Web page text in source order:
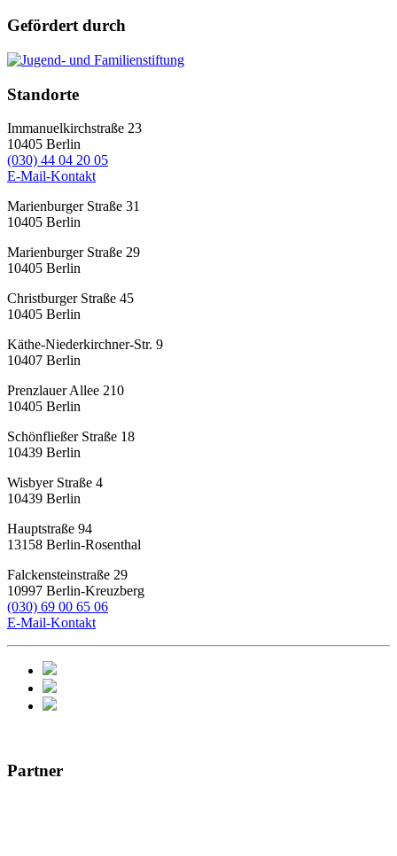
Gefördert durch
Standorte
Immanuelkirchstraße 23
10405 Berlin
(030) 44 04 20 05
E-Mail-Kontakt
Marienburger Straße 31
10405 Berlin
Marienburger Straße 29
10405 Berlin
Christburger Straße 45
10405 Berlin
Käthe-Niederkirchner-Str. 9
10407 Berlin
Prenzlauer Allee 210
10405 Berlin
Schönfließer Straße 18
10439 Berlin
Wisbyer Straße 4
10439 Berlin
Hauptstraße 94
13158 Berlin-Rosenthal
Falckensteinstraße 29
10997 Berlin-Kreuzberg
(030) 69 00 65 06
E-Mail-Kontakt
Partner